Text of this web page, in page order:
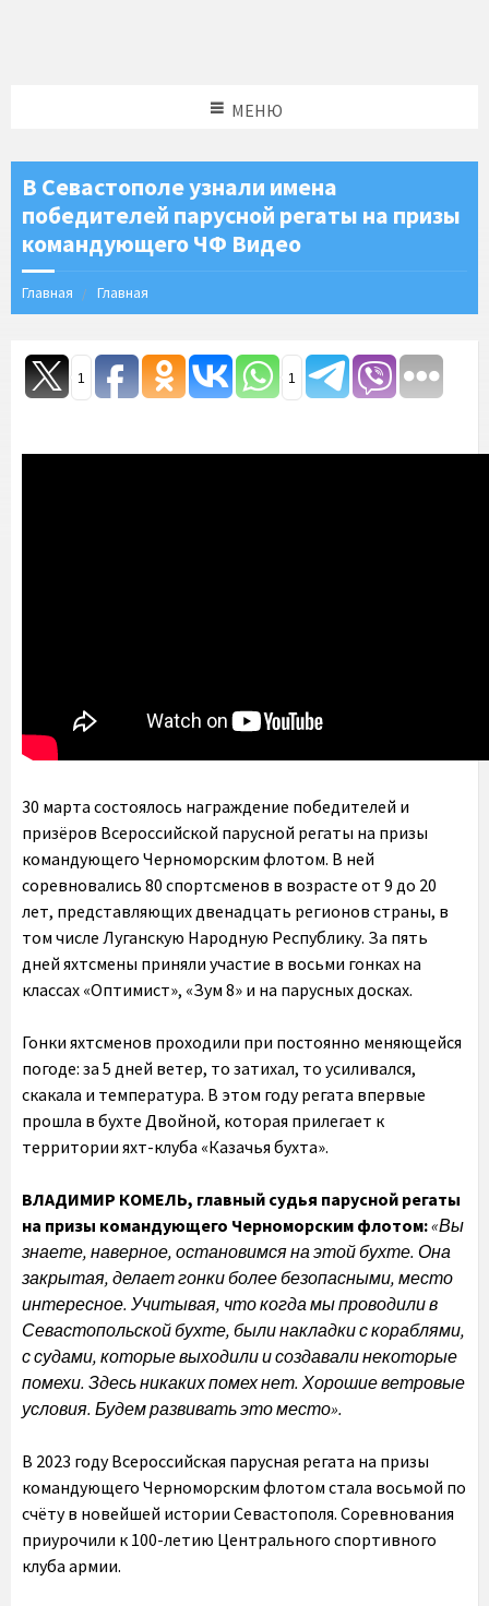
МЕНЮ
В Севастополе узнали имена
победителей парусной регаты на призы
командующего ЧФ Видео
Главная Главная
1 1
30 марта состоялось награждение победителей и
призёров Всероссийской парусной регаты на призы
командующего Черноморским флотом. В ней
соревновались 80 спортсменов в возрасте от 9 до 20
лет, представляющих двенадцать регионов страны, в
том числе Луганскую Народную Республику. За пять
дней яхтсмены приняли участие в восьми гонках на
классах «Оптимист», «Зум 8» и на парусных досках.
Гонки яхтсменов проходили при постоянно меняющейся
погоде: за 5 дней ветер, то затихал, то усиливался,
скакала и температура. В этом году регата впервые
прошла в бухте Двойной, которая прилегает к
территории яхт-клуба «Казачья бухта».
ВЛАДИМИР КОМЕЛЬ, главный судья парусной регаты
на призы командующего Черноморским флотом:«Вы
знаете, наверное, остановимся на этой бухте. Она
закрытая, делает гонки более безопасными, место
интересное. Учитывая, что когда мы проводили в
Севастопольской бухте, были накладки с кораблями,
с судами, которые выходили и создавали некоторые
помехи. Здесь никаких помех нет. Хорошие ветровые
условия. Будем развивать это место».
В 2023 году Всероссийская парусная регата на призы
командующего Черноморским флотом стала восьмой по
счёту в новейшей истории Севастополя. Соревнования
приурочили к 100-летию Центрального спортивного
клуба армии.